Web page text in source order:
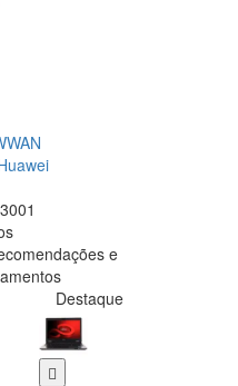
e
Destaque